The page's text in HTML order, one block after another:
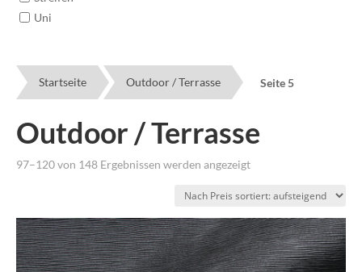
Startseite Outdoor / Terrasse Seite 5
Outdoor / Terrasse
97–120 von 148 Ergebnissen werden angezeigtNach
sortiert:
aufsteigend
Uni